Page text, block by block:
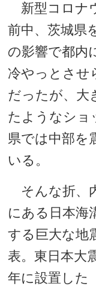
新型コロナ
前中、茨城県
の影響で都内
冷やっとさせ
だったが、大
たようなショ
県では中部を
いる。
そんな折、
にある日本海
する巨大な地
表。東日本大
年に設置した